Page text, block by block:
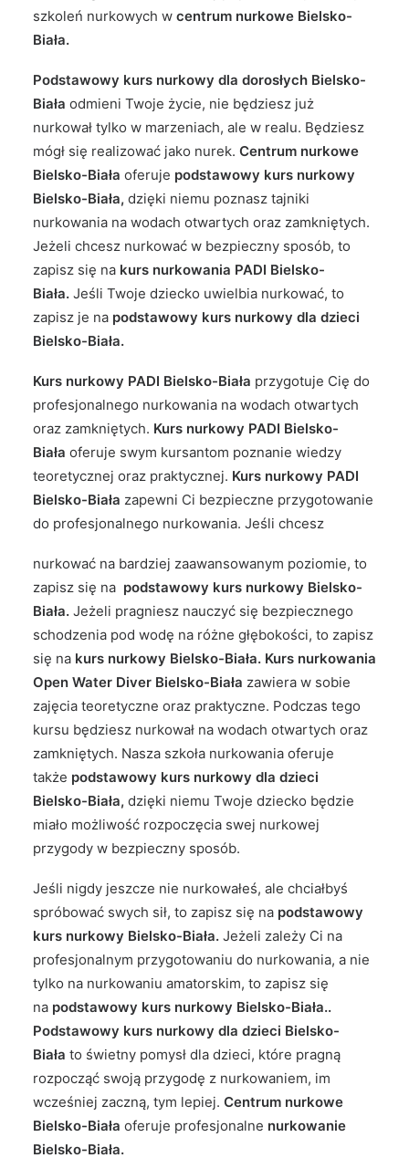
szkoleń nurkowych w centrum nurkowe Bielsko-
Biała.
Podstawowy kurs nurkowy dla dorosłych Bielsko-
Biała odmieni Twoje życie, nie będziesz już
nurkował tylko w marzeniach, ale w realu. Będziesz
mógł się realizować jako nurek. Centrum nurkowe
Bielsko-Biała oferuje podstawowy kurs nurkowy
Bielsko-Biała, dzięki niemu poznasz tajniki
nurkowania na wodach otwartych oraz zamkniętych.
Jeżeli chcesz nurkować w bezpieczny sposób, to
zapisz się na kurs nurkowania PADI Bielsko-
Biała. Jeśli Twoje dziecko uwielbia nurkować, to
zapisz je na podstawowy kurs nurkowy dla dzieci
Bielsko-Biała.
Kurs nurkowy PADI Bielsko-Biała przygotuje Cię do
profesjonalnego nurkowania na wodach otwartych
oraz zamkniętych. Kurs nurkowy PADI Bielsko-
Biała oferuje swym kursantom poznanie wiedzy
teoretycznej oraz praktycznej. Kurs nurkowy PADI
Bielsko-Biała zapewni Ci bezpieczne przygotowanie
do profesjonalnego nurkowania. Jeśli chcesz
nurkować na bardziej zaawansowanym poziomie, to
zapisz się na podstawowy kurs nurkowy Bielsko-
Biała. Jeżeli pragniesz nauczyć się bezpiecznego
schodzenia pod wodę na różne głębokości, to zapisz
się na kurs nurkowy Bielsko-Biała. Kurs nurkowania
Open Water Diver Bielsko-Biała zawiera w sobie
zajęcia teoretyczne oraz praktyczne. Podczas tego
kursu będziesz nurkował na wodach otwartych oraz
zamkniętych. Nasza szkoła nurkowania oferuje
także podstawowy kurs nurkowy dla dzieci
Bielsko-Biała, dzięki niemu Twoje dziecko będzie
miało możliwość rozpoczęcia swej nurkowej
przygody w bezpieczny sposób.
Jeśli nigdy jeszcze nie nurkowałeś, ale chciałbyś
spróbować swych sił, to zapisz się na podstawowy
kurs nurkowy Bielsko-Biała. Jeżeli zależy Ci na
profesjonalnym przygotowaniu do nurkowania, a nie
tylko na nurkowaniu amatorskim, to zapisz się
na podstawowy kurs nurkowy Bielsko-Biała..
Podstawowy kurs nurkowy dla dzieci Bielsko-
Biała to świetny pomysł dla dzieci, które pragną
rozpocząć swoją przygodę z nurkowaniem, im
wcześniej zaczną, tym lepiej. Centrum nurkowe
Bielsko-Biała oferuje profesjonalne nurkowanie
Bielsko-Biała.